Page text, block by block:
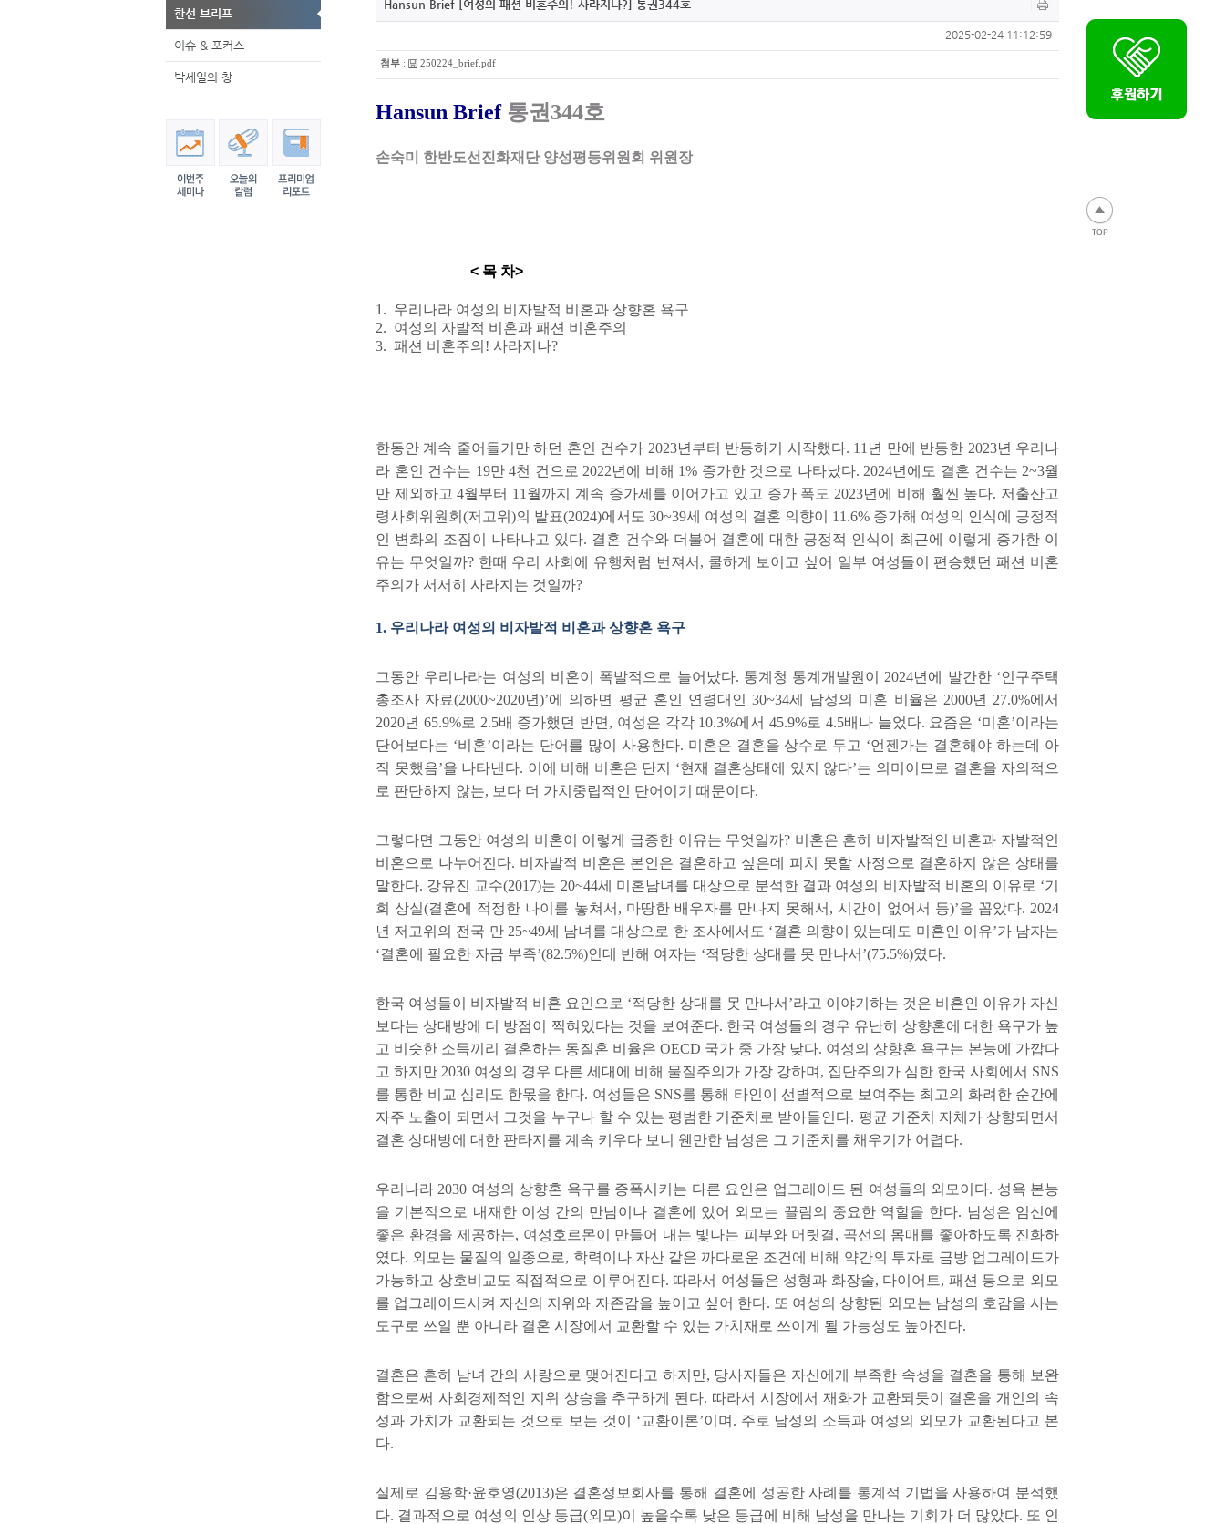
한선 브리프
이슈 & 포커스
박세일의 창
Hansun Brief [여성의 패션 비혼주의! 사라지나?] 통권344호
2025-02-24 11:12:59
첨부 : 250224_brief.pdf
Hansun Brief 통권344호
손숙미 한반도선진화재단 양성평등위원회 위원장
< 목 차>
1. 우리나라 여성의 비자발적 비혼과 상향혼 욕구
2. 여성의 자발적 비혼과 패션 비혼주의
3. 패션 비혼주의! 사라지나?
한동안 계속 줄어들기만 하던 혼인 건수가 2023년부터 반등하기 시작했다. 11 년 만에 반등한 2023년 우리나
라 혼인 건수는 19만4천 건으로 2022년에 비해 1% 증가한 것으로 나타났다. 2024년에도 결혼 건수는 2~3월
만 제외하고4월부터 11 월까지 계속 증가세를 이어가고 있고 증가 폭도 2023년에 비해 훨씬 높다. 저출산고
령사회위원회 (저고위 )의 발표(2024)에서도 30~39세 여성의 결혼 의향이 11.6% 증가해 여성의 인식에 긍정적
인 변화의 조짐이 나타나고 있다. 결혼 건수와 더불어 결혼에 대한 긍정적 인식이 최근에 이렇게 증가한 이
유는 무엇일까? 한때 우리 사회에 유행처럼 번져서 , 쿨하게 보이고 싶어 일부 여성들이 편승했던 패션 비혼
주의가 서서히 사라지는 것일까?
1. 우리나라 여성의 비자발적 비혼과 상향혼 욕구
그동안 우리나라는 여성의 비혼이 폭발적으로 늘어났다. 통계청 통계개발원이 2024년에 발간한 ‘인구주택
총조사 자료(2000~2020년)’에 의하면 평균 혼인 연령대인30~34세 남성의 미혼 비율은 2000년 27.0%에서
2020년 65.9%로 2.5배 증가했던 반면 , 여성은 각각 10.3%에서 45.9%로 4.5배나 늘었다. 요즘은 ‘미혼’이라는
단어보다는 ‘비혼’이라는 단어를 많이 사용한다. 미혼은 결혼을 상수로 두고 ‘언젠가는 결혼해야 하는데 아
직 못했음’을 나타낸다. 이에 비해 비혼은 단지 ‘현재 결혼상태에 있지 않다’는 의미이므로 결혼을 자의적으
로 판단하지 않는, 보다 더 가치중립적인 단어이기 때문이다.
그렇다면 그동안 여성의 비혼이 이렇게 급증한 이유는 무엇일까? 비혼은 흔히 비자발적인 비혼과 자발적인
비혼으로 나누어진다. 비자발적 비혼은 본인은 결혼하고 싶은데 피치 못할 사정으로 결혼하지 않은 상태를
말한다. 강유진 교수(2017)는 20~44세 미혼남녀를 대상으로 분석한 결과 여성의 비자발적 비혼의 이유로 ‘기
회 상실(결혼에 적정한 나이를 놓쳐서 , 마땅한 배우자를 만나지 못해서 ,시간이 없어서 등)’을 꼽았다. 2024
년 저고위의 전국 만 25~49세 남녀를 대상으로 한 조사에서도 ‘결혼 의향이 있는데도 미혼인 이유’가 남자는
‘결혼에 필요한 자금 부족’(82.5%)인데 반해 여자는 ‘적당한 상대를 못 만나서 ’(75.5%)였다.
한국 여성들이 비자발적 비혼 요인으로 ‘적당한 상대를 못 만나서 ’라고 이야기하는 것은 비혼인 이유가 자신
보다는 상대방에 더 방점이 찍혀있다는 것을 보여준다. 한국 여성들의 경우 유난히 상향혼에 대한 욕구가 높
고 비슷한 소득끼리 결혼하는 동질혼 비율은OECD 국가 중 가장 낮다. 여성의 상향혼 욕구는 본능에 가깝다
고 하지만 2030 여성의 경우 다른 세대에 비해 물질주의가 가장 강하며 , 집단주의가 심한 한국 사회에서 SNS
를 통한 비교 심리도 한몫을 한다. 여성들은 SNS를 통해 타인이 선별적으로 보여주는 최고의 화려한 순간에
자주 노출이 되면서 그것을 누구나 할 수 있는 평범한 기준치로 받아들인다. 평균 기준치 자체가 상향되면서
결혼 상대방에 대한 판타지를 계속 키우다 보니 웬만한 남성은 그 기준치를 채우기가 어렵다.
우리나라 2030 여성의 상향혼 욕구를 증폭시키는 다른 요인은 업그레이드 된 여성들의 외모이다. 성욕 본능
을 기본적으로 내재한 이성 간의 만남이나 결혼에 있어 외모는 끌림의 중요한 역할을 한다. 남성은 임신에
좋은 환경을 제공하는, 여성호르몬이 만들어 내는 빛나는 피부와 머릿결, 곡선의 몸매를 좋아하도록 진화하
였다. 외모는 물질의 일종으로, 학력이나 자산 같은 까다로운 조건에 비해 약간의 투자로 금방 업그레이드가
가능하고 상호비교도 직접적으로 이루어진다. 따라서 여성들은 성형과 화장술, 다이어트 , 패션 등으로 외모
를 업그레이드시켜 자신의 지위와 자존감을 높이고 싶어 한다. 또 여성의 상향된 외모는 남성의 호감을 사는
도구로 쓰일 뿐 아니라 결혼 시장에서 교환할 수 있는 가치재로 쓰이게 될 가능성도 높아진다.
결혼은 흔히 남녀 간의 사랑으로 맺어진다고 하지만, 당사자들은 자신에게 부족한 속성을 결혼을 통해 보완
함으로써 사회경제적인 지위 상승을 추구하게 된다. 따라서 시장에서 재화가 교환되듯이 결혼을 개인의 속
성과 가치가 교환되는 것으로 보는 것이
‘교환이론’이며 . 주로 남성의 소득과 여성의 외모가 교환된다고 본
다.
실제로 김용학·윤호영(2013)은 결혼정보회사를 통해 결혼에 성공한 사례를 통계적 기법을 사용하여 분석했
다. 결과적으로 여성의 인상 등급(외모)이 높을수록 낮은 등급에 비해 남성을 만나는 기회가 더 많았다. 또 인